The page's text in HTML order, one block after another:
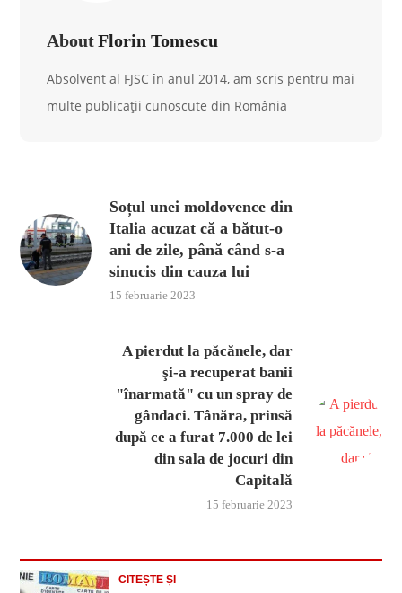
About Florin Tomescu
Absolvent al FJSC în anul 2014, am scris pentru mai
multe publicații cunoscute din România
Soțul unei moldovence din
Italia acuzat că a bătut-o
ani de zile, până când s-a
sinucis din cauza lui
15 februarie 2023
A pierdut la păcănele, dar
şi-a recuperat banii
"înarmată" cu un spray de
gândaci. Tânăra, prinsă
după ce a furat 7.000 de lei
din sala de jocuri din
Capitală
15 februarie 2023
CITEȘTE ȘI